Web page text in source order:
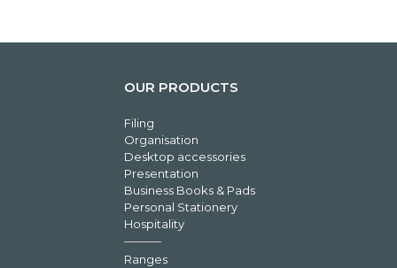
OUR PRODUCTS
Filing
Organisation
Desktop accessories
Presentation
Business Books & Pads
Personal Stationery
Hospitality
Ranges